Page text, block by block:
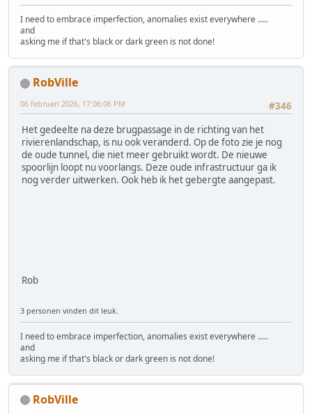
I need to embrace imperfection, anomalies exist everywhere .....
and
asking me if that's black or dark green is not done!
RobVille
#346
06 februari 2026, 17:06:06 PM
Het gedeelte na deze brugpassage in de richting van het
rivierenlandschap, is nu ook veranderd. Op de foto zie je nog
de oude tunnel, die niet meer gebruikt wordt. De nieuwe
spoorlijn loopt nu voorlangs. Deze oude infrastructuur ga ik
nog verder uitwerken. Ook heb ik het gebergte aangepast.
Rob
3 personen vinden dit leuk.
I need to embrace imperfection, anomalies exist everywhere .....
and
asking me if that's black or dark green is not done!
RobVille